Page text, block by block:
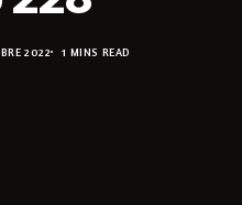
2022 1 MINS READ